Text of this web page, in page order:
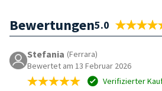
Bewertungen5.0
Stefania (Ferrara)
Bewertet am 13 Februar 2026
Verifizierter